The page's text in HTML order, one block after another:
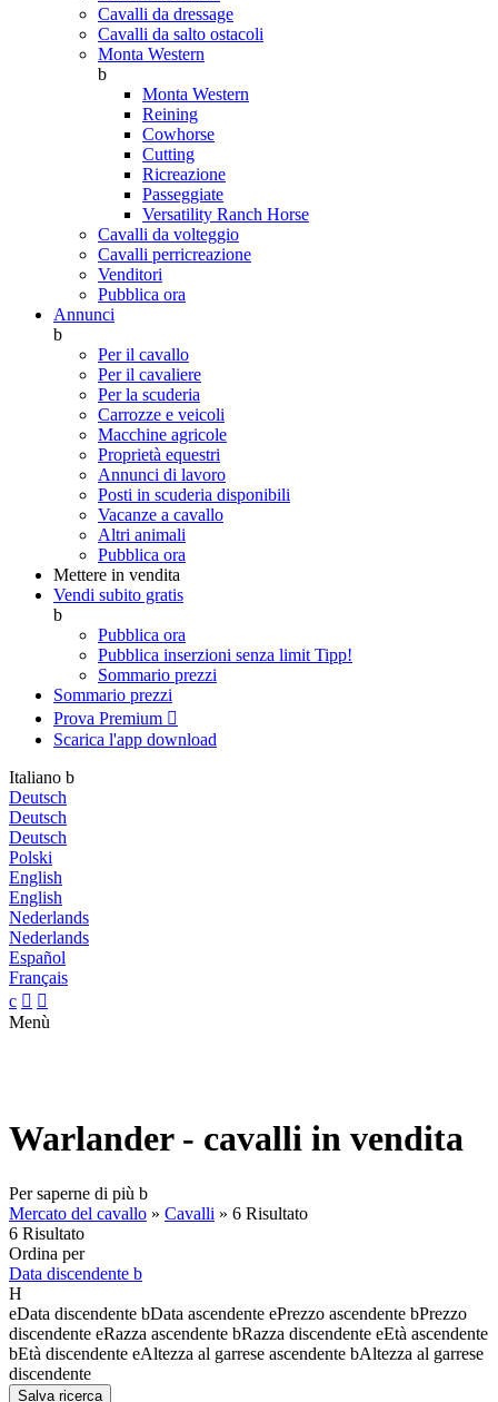
Cavalli da dressage
Cavalli da salto ostacoli
Monta Western
b
Monta Western
Reining
Cowhorse
Cutting
Ricreazione
Passeggiate
Versatility Ranch Horse
Cavalli da volteggio
Cavalli perricreazione
Venditori
Pubblica ora
Annunci
b
Per il cavallo
Per il cavaliere
Per la scuderia
Carrozze e veicoli
Macchine agricole
Proprietà equestri
Annunci di lavoro
Posti in scuderia disponibili
Vacanze a cavallo
Altri animali
Pubblica ora
Mettere in vendita
Vendi subito gratis
b
Pubblica ora
Pubblica inserzioni senza limit Tipp!
Sommario prezzi
Sommario prezzi
Prova Premium 
Scarica l'app download
Italiano b
Deutsch
Deutsch
Deutsch
Polski
English
English
Nederlands
Nederlands
Español
Français
c  
Menù
Warlander - cavalli in vendita
Per saperne di più b
Mercato del cavallo » Cavalli » 6 Risultato
6 Risultato
Ordina per
Data discendente b
H
eData discendente bData ascendente ePrezzo ascendente bPrezzo
discendente eRazza ascendente bRazza discendente eEtà ascendente
bEtà discendente eAltezza al garrese ascendente bAltezza al garrese
discendente
Salva ricerca